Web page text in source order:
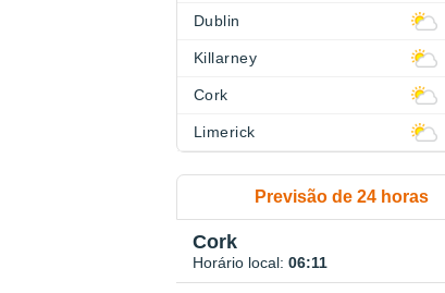
Dublin
Killarney
Cork
Limerick
Previsão de 24 horas
Cork
Horário local: 06:11